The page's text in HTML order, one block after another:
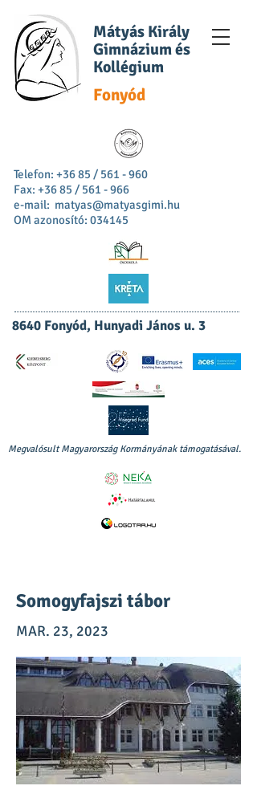
Mátyás Király
Gimnázium és
Kollégium
Fonyód
Telefon: +36 85 / 561 - 960
Fax: +36 85 / 561 - 966
e-mail: matyas@matyasgimi.hu
OM azonosító: 034145
8640 Fonyód, Hunyadi János u. 3
Megvalósult Magyarország Kormányának támogatásával.
Somogyfajszi tábor
MAR. 23, 2023